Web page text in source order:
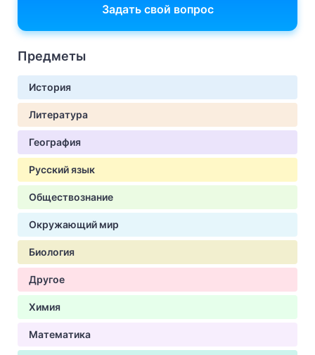
Задать свой вопрос
Предметы
История
Литература
География
Русский язык
Обществознание
Окружающий мир
Биология
Другое
Химия
Математика